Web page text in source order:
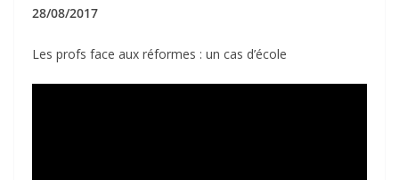
28/08/2017
Les profs face aux réformes : un cas d’école